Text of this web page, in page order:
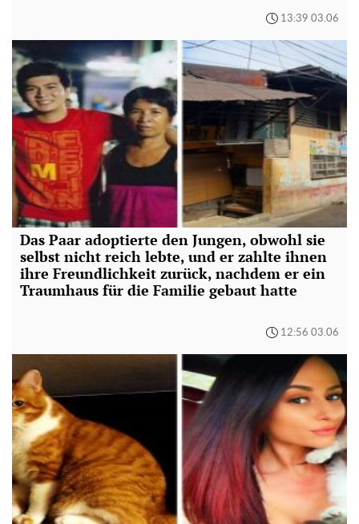
13:39 03.06
Das Paar adoptierte den Jungen, obwohl sie
selbst nicht reich lebte, und er zahlte ihnen
ihre Freundlichkeit zurück, nachdem er ein
Traumhaus für die Familie gebaut hatte
12:56 03.06